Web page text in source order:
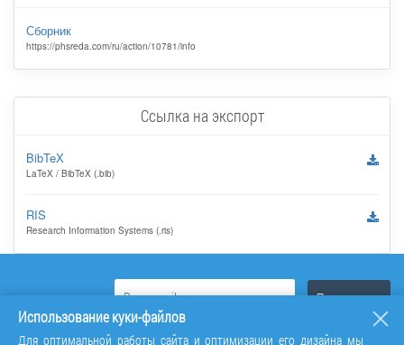
Сборник
https://phsreda.com/ru/action/10781/info
Ссылка на экспорт
BibTeX
LaTeX / BibTeX (.bib)
RIS
Research Information Systems (.ris)
Использование куки-файлов
Для оптимальной работы сайта и оптимизации его дизайна мы